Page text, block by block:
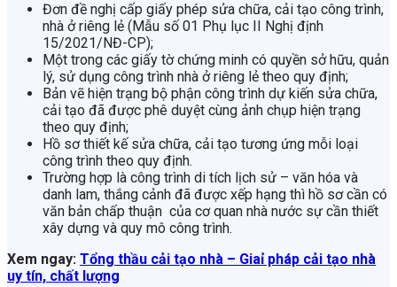
Đơn đề nghị cấp giấy phép sửa chữa, cải tạo công trình,
nhà ở riêng lẻ (Mẫu số 01 Phụ lục II Nghị định
15/2021/NĐ-CP);
Một trong các giấy tờ chứng minh có quyền sở hữu, quản
lý, sử dụng công trình nhà ở riêng lẻ theo quy định;
Bản vẽ hiện trạng bộ phận công trình dự kiến sửa chữa,
cải tạo đã được phê duyệt cùng ảnh chụp hiện trạng
theo quy định;
Hồ sơ thiết kế sửa chữa, cải tạo tương ứng mỗi loại
công trình theo quy định.
Trường hợp là công trình di tích lịch sử – văn hóa và
danh lam, thắng cảnh đã được xếp hạng thì hồ sơ cần có
văn bản chấp thuận của cơ quan nhà nước sự cần thiết
xây dựng và quy mô công trình.
Xem ngay: Tổng thầu cải tạo nhà – Giaỉ pháp cải tạo nhà
uy tín, chất lượng